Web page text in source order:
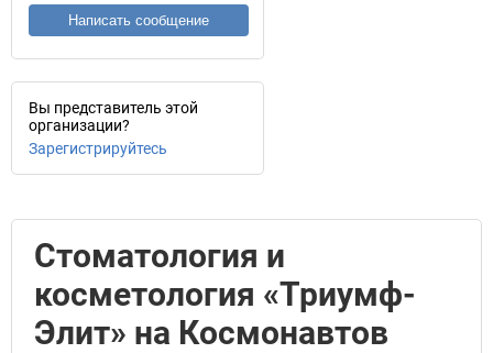
Написать сообщение
Вы представитель этой
организации?
Зарегистрируйтесь
Стоматология и
косметология «Триумф-
Элит» на Космонавтов